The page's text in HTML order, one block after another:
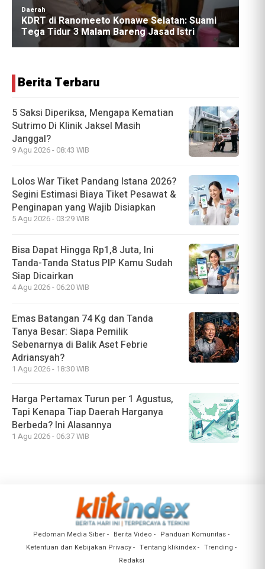
Berita Terbaru
5 Saksi Diperiksa, Mengapa Kematian
Sutrimo Di Klinik Jaksel Masih
Janggal?
9 Agu 2026 - 08:43 WIB
Lolos War Tiket Pandang Istana 2026?
Segini Estimasi Biaya Tiket Pesawat &
Penginapan yang Wajib Disiapkan
5 Agu 2026 - 03:29 WIB
Bisa Dapat Hingga Rp1,8 Juta, Ini
Tanda-Tanda Status PIP Kamu Sudah
Siap Dicairkan
4 Agu 2026 - 06:20 WIB
Emas Batangan 74 Kg dan Tanda
Tanya Besar: Siapa Pemilik
Sebenarnya di Balik Aset Febrie
Adriansyah?
1 Agu 2026 - 18:30 WIB
Harga Pertamax Turun per 1 Agustus,
Tapi Kenapa Tiap Daerah Harganya
Berbeda? Ini Alasannya
1 Agu 2026 - 06:37 WIB
Pedoman Media Siber Berita Video
Panduan Komunitas
Ketentuan dan Kebijakan Privacy
Tentang klikindex
Trending
Redaksi